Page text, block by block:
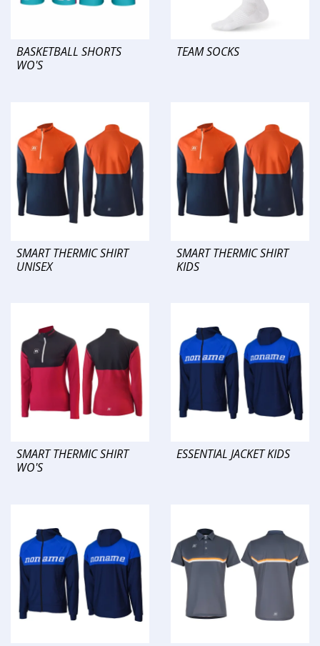
BASKETBALL SHORTS
WO'S
TEAM SOCKS
SMART THERMIC SHIRT
UNISEX
SMART THERMIC SHIRT
KIDS
SMART THERMIC SHIRT
WO'S
ESSENTIAL JACKET KIDS